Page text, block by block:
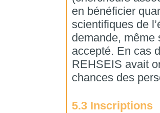
en bénéficier
scientifiques de
demande, même
accepté. En cas
REHSEIS avait
chances des
5.3 Inscriptions